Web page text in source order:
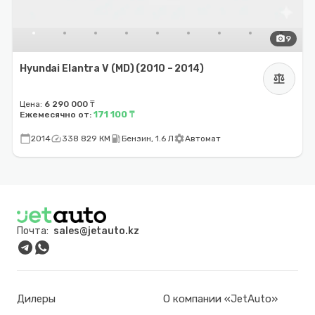
photo_camera9
Hyundai Elantra V (MD) (2010 – 2014)
balance
Цена: 6 290 000 ₸
Ежемесячно от: 171 100 ₸
calendar_today2014speed338 829 КМ local_gas_stationБензин, 1.6 ЛsettingsАвтомат
Почта: sales@jetauto.kz
Дилеры О компании «JetAuto»